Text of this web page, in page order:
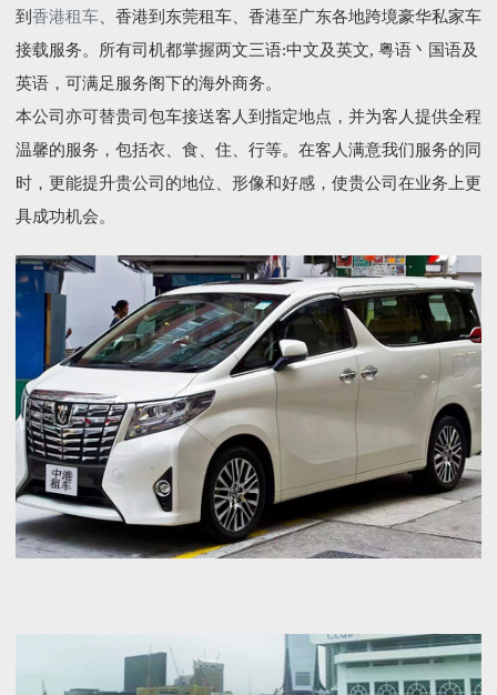
到 香港租车、香港到东莞租车、香港至广东各地跨境豪华私家车
接载服务。所有司机都掌握两文三语:中文及英文, 粤语丶国语及
英语，可满足服务阁下的海外商务。
本公司亦可替贵司包车接送客人到指定地点，并为客人提供全程
温馨的服务，包括衣、食、住、行等。在客人满意我们服务的同
时，更能提升贵公司的地位、形像和好感，使贵公司在业务上更
具成功机会。